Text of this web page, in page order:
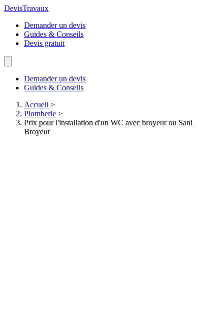
DevisTravaux
Demander un devis
Guides & Conseils
Devis gratuit
Demander un devis
Guides & Conseils
Accueil >
Plomberie >
Prix pour l'installation d'un WC avec broyeur ou Sani
Broyeur